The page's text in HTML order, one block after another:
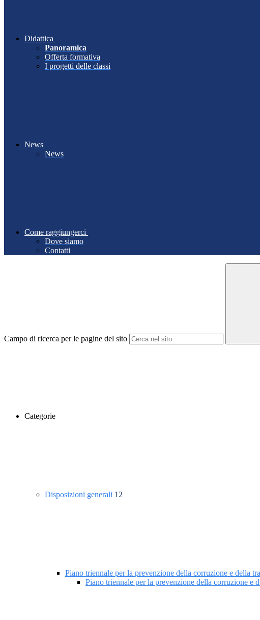
Didattica
Panoramica
Offerta formativa
I progetti delle classi
News
News
Come raggiungerci
Dove siamo
Contatti
Campo di ricerca per le pagine del sito
Categorie
Disposizioni generali 12
Piano triennale per la prevenzione della corruzione e della
Piano triennale per la prevenzione della corruzione e